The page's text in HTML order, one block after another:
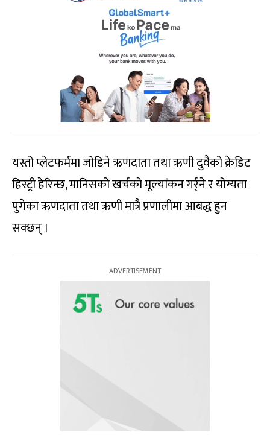
यस्तो प्लेटफर्ममा जोडिने ऋणदाता तथा ऋणी दुवैको क्रेडिट
हिस्ट्री हेरिन्छ, मानिसको खर्चको मूल्यांकन गर्र्ने र योग्यता
पुगेका ऋणदाता तथा ऋणी मात्रै प्रणालीमा आबद्ध हुन
सक्छन् ।